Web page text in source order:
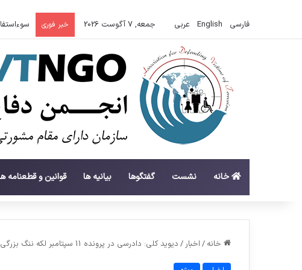
فارسی English عربي جمعه, 7 آگوست 2026 خبر فوری
خانه نشست گفتگوها بیانیه ها قوانین و قطعنامه
خانه / اخبار/ دیوید کلی: دادرسی در پرونده 11 سپتامبر لکه ننگ بزرگی در تاریخ آمریکاست.